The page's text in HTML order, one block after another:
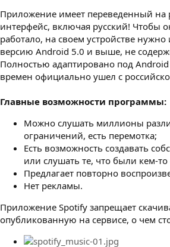
Приложение имеет переведенный на
интерфейс, включая русский! Чтобы
работало, на своем устройстве
версию Android 5.0 и выше, не
Полностью адаптировано под
времен официально ушел с
Главные возможности программы:
Можно слушать миллионы
ограничений, есть перемотка;
Есть возможность создавать
или слушать те, что были кем-
Предлагает повторно
Нет рекламы.
Приложение Spotify запрещает
опубликованную на сервисе, о чем